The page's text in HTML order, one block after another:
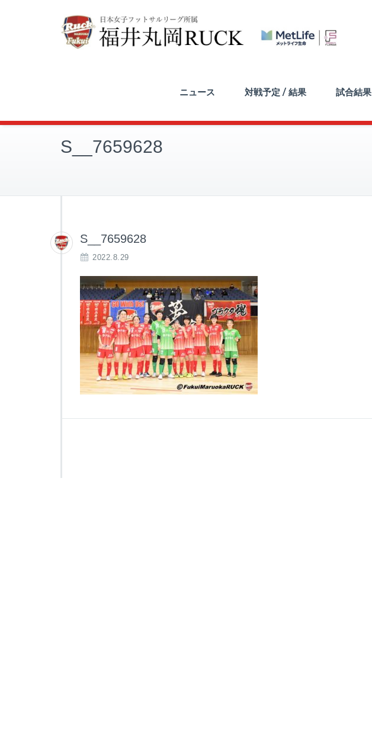
ニュース 対戦予定 / 結果 試合結果
S__7659628
S__7659628
2022.8.29